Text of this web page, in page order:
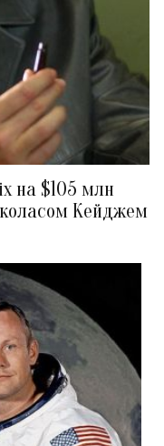
на $105 млн
Кейджем